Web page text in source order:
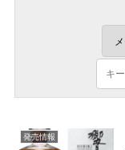
発売情報